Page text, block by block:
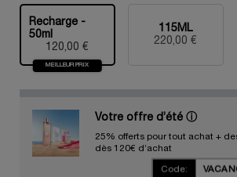
Sélectionné
Recharge -
50ml
120,00 €
MEILLEUR PRIX
, 4 of 5 Sélectionné
115ML
220,00 €
, 5 of 5
Votre offre d’été ⓘ
25% offerts pour tout achat +
dès 120€ d’achat
Code: